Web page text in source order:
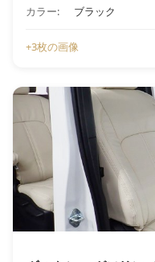
カラー:
ブラック
+3枚の画像